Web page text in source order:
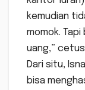
kemudian
momok. Tapi
uang,” cetus
Dari situ,
bisa